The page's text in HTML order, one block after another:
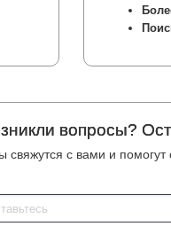
вопросы?
свяжутся с вами и